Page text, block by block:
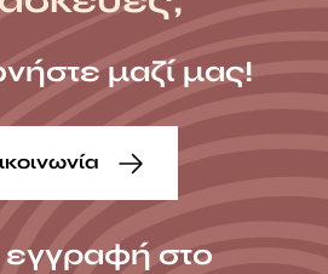
μαζί μας!
εγγραφή στο